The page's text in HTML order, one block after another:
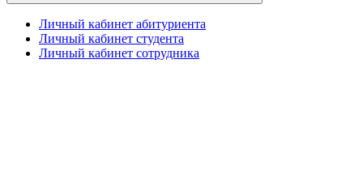
Личный кабинет абитуриента
Личный кабинет студента
Личный кабинет сотрудника